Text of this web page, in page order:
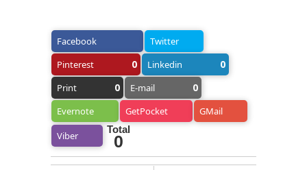
Facebook
Twitter
Pinterest
0 Linkedin 0
Print 0 E-mail 0
Evernote GetPocket GMail
Viber
Total
0